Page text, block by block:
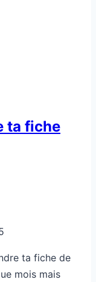
ta fiche
ta fiche de
mois mais